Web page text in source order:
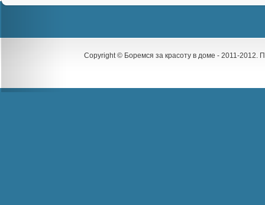
Copyright © Боремся за красоту в доме - 2011-2012.